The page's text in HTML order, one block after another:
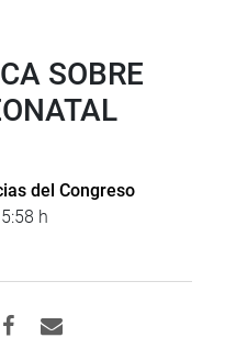
SOBRE
del Congreso
h